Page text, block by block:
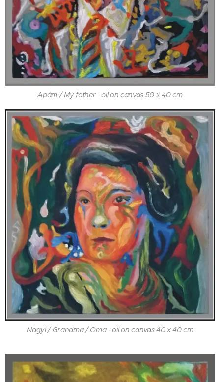
Apám / My father - oil on canvas 50 x 40 cm
Nagyi / Grandma / Oma - oil on canvas 40 x 40 cm